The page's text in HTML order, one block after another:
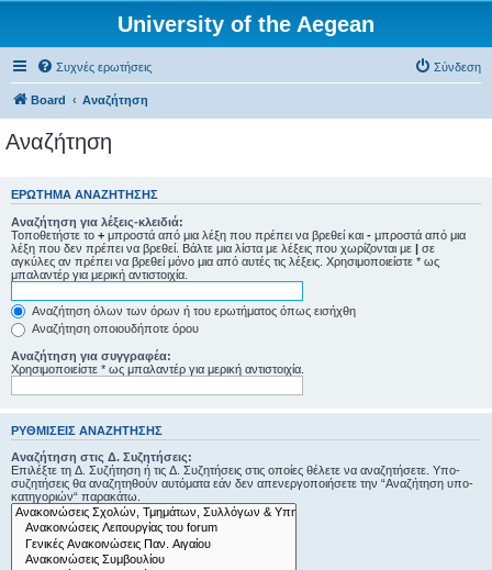
University of the Aegean
Συχνές ερωτήσεις Σύνδεση
Board Αναζήτηση
Αναζήτηση
ΕΡΏΤΗΜΑ ΑΝΑΖΉΤΗΣΗΣ
Αναζήτηση για λέξεις-κλειδιά:
Τοποθετήστε το + μπροστά από μια λέξη που πρέπει να βρεθεί και - μπροστά από μια
λέξη που δεν πρέπει να βρεθεί. Βάλτε μια λίστα με λέξεις που χωρίζονται με | σε
αγκύλες αν πρέπει να βρεθεί μόνο μια από αυτές τις λέξεις. Χρησιμοποιείστε * ως
μπαλαντέρ για μερική αντιστοιχία.
Αναζήτηση όλων των όρων ή του ερωτήματος όπως εισήχθη
Αναζήτηση οποιουδήποτε όρου
Αναζήτηση για συγγραφέα:
Χρησιμοποιείστε * ως μπαλαντέρ για μερική αντιστοιχία.
ΡΥΘΜΊΣΕΙΣ ΑΝΑΖΉΤΗΣΗΣ
Αναζήτηση στις Δ. Συζητήσεις:
Επιλέξτε τη Δ. Συζήτηση ή τις Δ. Συζητήσεις στις οποίες θέλετε να αναζητήσετε. Υπο-
συζητήσεις θα αναζητηθούν αυτόματα εάν δεν απενεργοποιήσετε την “Αναζήτηση υπο-
κατηγοριών“ παρακάτω.